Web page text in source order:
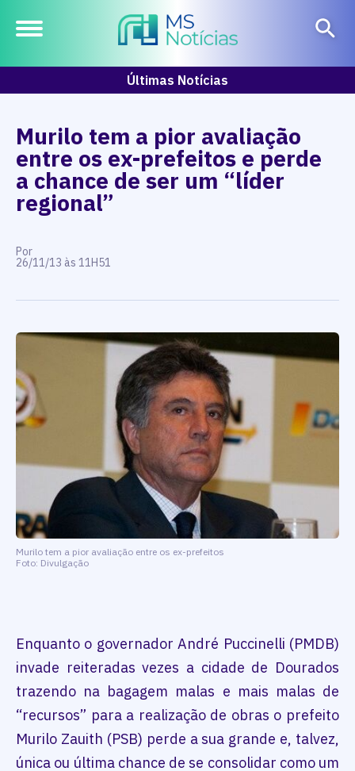
Últimas Notícias
Murilo tem a pior avaliação
entre os ex-prefeitos e perde
a chance de ser um “líder
regional”
Por
26/11/13 às 11H51
Murilo tem a pior avaliação entre os ex-prefeitos
Foto: Divulgação
Enquanto o governador André Puccinelli (PMDB)
invade reiteradas vezes a cidade de Dourados
trazendo na bagagem malas e mais malas de
“recursos” para a realização de obras o prefeito
Murilo Zauith (PSB) perde a sua grande e, talvez,
única ou última chance de se consolidar como um